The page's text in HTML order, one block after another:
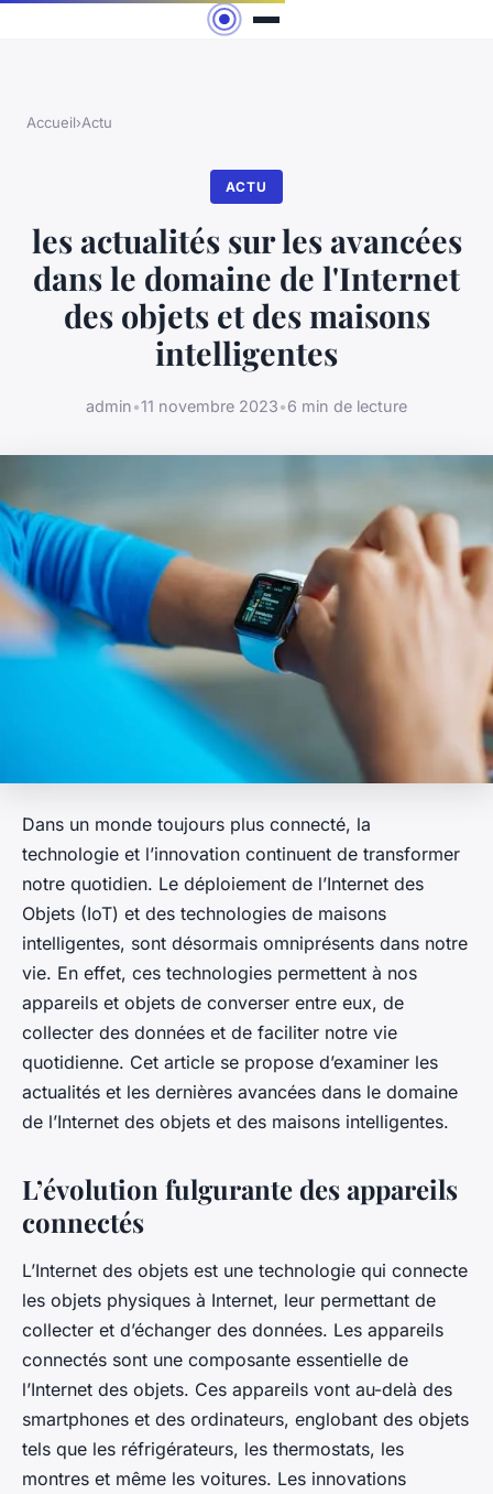
Accueil›Actu
ACTU
les actualités sur les avancées
dans le domaine de l'Internet
des objets et des maisons
intelligentes
admin•11 novembre 2023•6 min de lecture
Dans un monde toujours plus connecté, la
technologie et l’innovation continuent de transformer
notre quotidien. Le déploiement de l’Internet des
Objets (IoT) et des technologies de maisons
intelligentes, sont désormais omniprésents dans notre
vie. En effet, ces technologies permettent à nos
appareils et objets de converser entre eux, de
collecter des données et de faciliter notre vie
quotidienne. Cet article se propose d’examiner les
actualités et les dernières avancées dans le domaine
de l’Internet des objets et des maisons intelligentes.
L’évolution fulgurante des appareils
connectés
L’Internet des objets est une technologie qui connecte
les objets physiques à Internet, leur permettant de
collecter et d’échanger des données. Les appareils
connectés sont une composante essentielle de
l’Internet des objets. Ces appareils vont au-delà des
smartphones et des ordinateurs, englobant des objets
tels que les réfrigérateurs, les thermostats, les
montres et même les voitures. Les innovations